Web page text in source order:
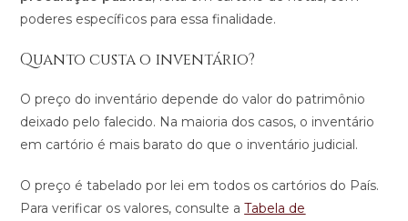
poderes específicos para essa finalidade.
Quanto custa o inventário?
O preço do inventário depende do valor do patrimônio
deixado pelo falecido. Na maioria dos casos, o inventário
em cartório é mais barato do que o inventário judicial.
O preço é tabelado por lei em todos os cartórios do País.
Para verificar os valores, consulte aTabela de